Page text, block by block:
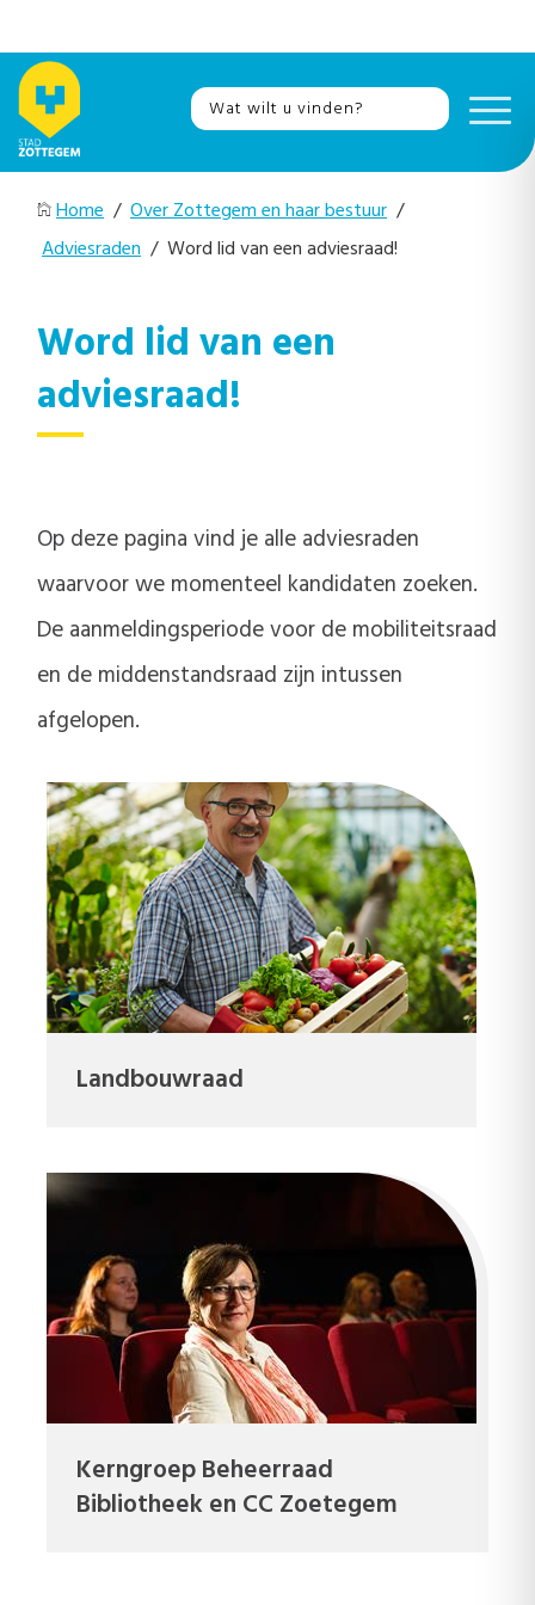
Home / Over Zottegem en haar bestuur /
Adviesraden / Word lid van een adviesraad!
Word lid van een
adviesraad!
Op deze pagina vind je alle adviesraden
waarvoor we momenteel kandidaten zoeken.
De aanmeldingsperiode voor de mobiliteitsraad
en de middenstandsraad zijn intussen
afgelopen.
Landbouwraad
Kerngroep Beheerraad
Bibliotheek en CC Zoetegem